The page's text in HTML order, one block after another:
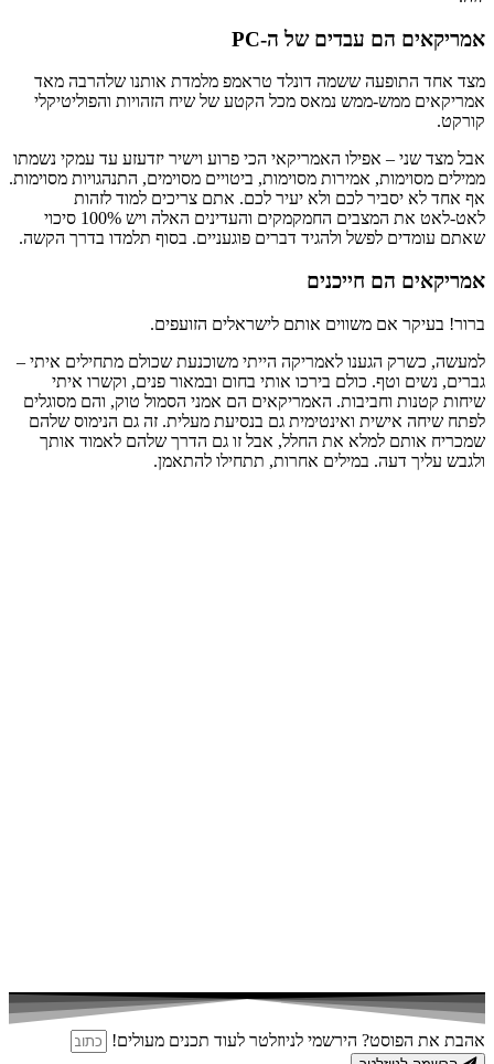
אמריקאים הם עבדים של ה-PC
מצד אחד התופעה ששמה דונלד טראמפ מלמדת אותנו שלהרבה מאד
אמריקאים ממש-ממש נמאס מכל הקטע של שיח הזהויות והפוליטיקלי
קורקט.
אבל מצד שני – אפילו האמריקאי הכי פרוע וישיר יזדעזע עד עמקי נשמתו
ממילים מסוימות, אמירות מסוימות, ביטויים מסוימים, התנהגויות מסוימות.
אף אחד לא יסביר לכם ולא יעיר לכם. אתם צריכים למוד לזהות
לאט-לאט את המצבים החמקמקים והעדינים האלה ויש 100% סיכוי
שאתם עומדים לפשל ולהגיד דברים פוגעניים. בסוף תלמדו בדרך הקשה.
אמריקאים הם חייכנים
ברור! בעיקר אם משווים אותם לישראלים הזועפים.
למעשה, כשרק הגענו לאמריקה הייתי משוכנעת שכולם מתחילים איתי –
גברים, נשים וטף. כולם בירכו אותי בחום ובמאור פנים, וקשרו איתי
שיחות קטנות וחביבות. האמריקאים הם אמני הסמול טוק, והם מסוגלים
לפתח שיחה אישית ואינטימית גם בנסיעת מעלית. זה גם הנימוס שלהם
שמכריח אותם למלא את החלל, אבל זו גם הדרך שלהם לאמוד אותך
ולגבש עליך דעה. במילים אחרות, תתחילו להתאמן.
אהבת את הפוסט? הירשמי לניוזלטר לעוד תכנים מעולים!